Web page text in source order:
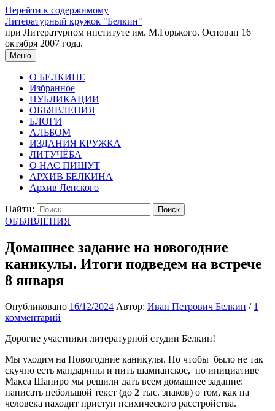
Перейти к содержимому
Литературный кружок "Белкин"
при Литературном институте им. М.Горького. Основан 16
октября 2007 года.
Меню
О БЕЛКИНЕ
Избранное
ПУБЛИКАЦИИ
ОБЪЯВЛЕНИЯ
БЛОГИ
АЛЬБОМ
ИЗДАНИЯ КРУЖКА
ЛИТУЧЁБА
О НАС ПИШУТ
АРХИВ БЕЛКИНА
Архив Ленского
Найти:
ОБЪЯВЛЕНИЯ
Домашнее задание на новогодние
каникулы. Итоги подведем на встрече
8 января
Опубликовано 16/12/2024 Автор: Иван Петрович Белкин / 1
комментарий
Дорогие участники литературной студии Белкин!
Мы уходим на Новогодние каникулы. Но чтобы было не так
скучно есть мандарины и пить шампанское, по инициативе
Макса Шапиро мы решили дать всем домашнее задание:
написать небольшой текст (до 2 тыс. знаков) о том, как на
человека находит приступ психического расстройства.